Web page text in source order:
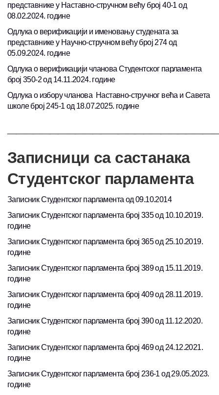
представнике у Наставно-стручном већу број 40-1 од
08.02.2024. године
Одлука о верификацији и именовању студената за
представнике у Научно-стручном већу број 274 од
05.09.2024. године
Одлука о верификацији чланова Студентског парламента
број 350-2 од 14.11.2024. године
Одлука о избору чланова Наставно-стручног већа и Савета
школе број 245-1 од 18.07.2025. године
Записници са састанака
Студентског парламента
Записник Студентског парламента од 09.10.2014
Записник Студентског парламента број 335 од 10.10.2019.
године
Записник Студентског парламента број 365 од 25.10.2019.
године
Записник Студентског парламента број 389 од 15.11.2019.
године
Записник Студентског парламента број 409 од 28.11.2019.
године
Записник Студентског парламента број 390 од 11.12.2020.
године
Записник Студентског парламента број 469 од 24.12.2021.
године
Записник Студентског парламента број 236-1 од 29.05.2023.
године